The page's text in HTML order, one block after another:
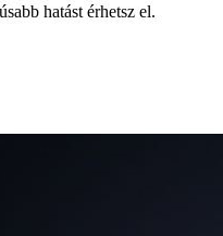
hatást érhetsz el.